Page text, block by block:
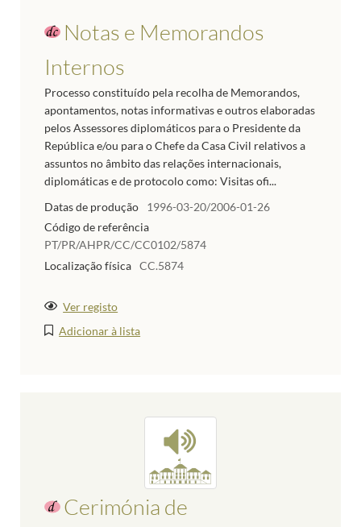
Notas e Memorandos
Internos
Processo constituído pela recolha de Memorandos,
apontamentos, notas informativas e outros elaboradas
pelos Assessores diplomáticos para o Presidente da
República e/ou para o Chefe da Casa Civil relativos a
assuntos no âmbito das relações internacionais,
diplomáticas e de protocolo como: Visitas ofi...
Datas de produção
1996-03-20/2006-01-26
Código de referência
PT/PR/AHPR/CC/CC0102/5874
Localização física CC.5874
Ver registo
Adicionar à lista
Cerimónia de